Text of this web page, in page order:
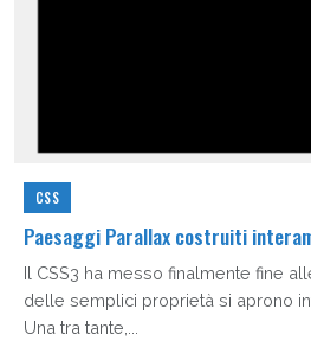
CSS
Paesaggi Parallax costruiti
Il CSS3 ha messo finalmente fine
delle semplici proprietà si aprono
Una tra tante,...